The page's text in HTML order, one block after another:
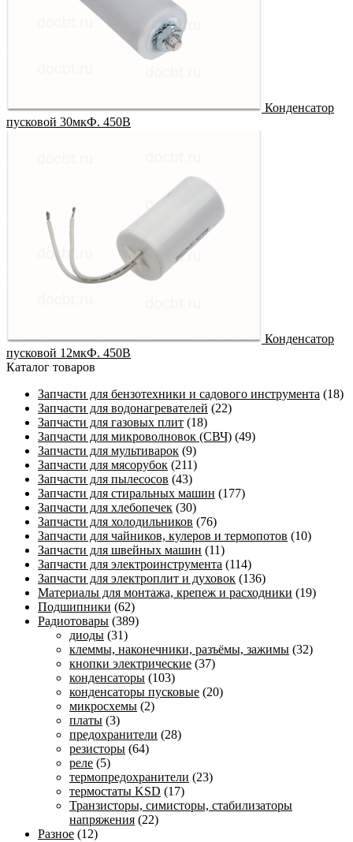
Конденсатор
пусковой 30мкФ. 450В
Конденсатор
пусковой 12мкФ. 450В
Каталог товаров
Запчасти для бензотехники и садового инструмента (18)
Запчасти для водонагревателей (22)
Запчасти для газовых плит (18)
Запчасти для микроволновок (СВЧ) (49)
Запчасти для мультиварок (9)
Запчасти для мясорубок (211)
Запчасти для пылесосов (43)
Запчасти для стиральных машин (177)
Запчасти для хлебопечек (30)
Запчасти для холодильников (76)
Запчасти для чайников, кулеров и термопотов (10)
Запчасти для швейных машин (11)
Запчасти для электроинструмента (114)
Запчасти для электроплит и духовок (136)
Материалы для монтажа, крепеж и расходники (19)
Подшипники (62)
Радиотовары (389)
диоды (31)
клеммы, наконечники, разъёмы, зажимы (32)
кнопки электрические (37)
конденсаторы (103)
конденсаторы пусковые (20)
микросхемы (2)
платы (3)
предохранители (28)
резисторы (64)
реле (5)
термопредохранители (23)
термостаты KSD (17)
Транзисторы, симисторы, стабилизаторы
напряжения (22)
Разное (12)